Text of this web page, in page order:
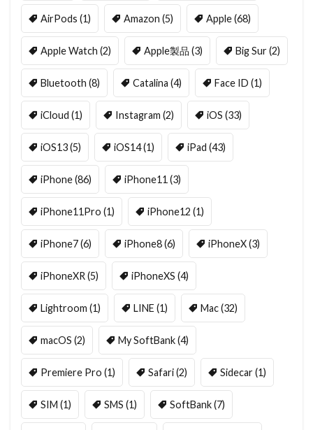
AirPods (1) Amazon (5) Apple(68)
Apple Watch (2) Apple製品 (3) Big Sur(2)
Bluetooth (8) Catalina (4) Face ID (1)
iCloud (1) Instagram (2) iOS (33)
iOS13(5) iOS14(1) iPad (43)
iPhone(86) iPhone11 (3)
iPhone11Pro (1) iPhone12 (1)
iPhone7(6) iPhone8(6) iPhoneX(3)
iPhoneXR(5) iPhoneXS (4)
Lightroom (1) LINE (1) Mac(32)
macOS (2) My SoftBank(4)
Premiere Pro (1) Safari(2) Sidecar(1)
SIM (1) SMS (1) SoftBank(7)